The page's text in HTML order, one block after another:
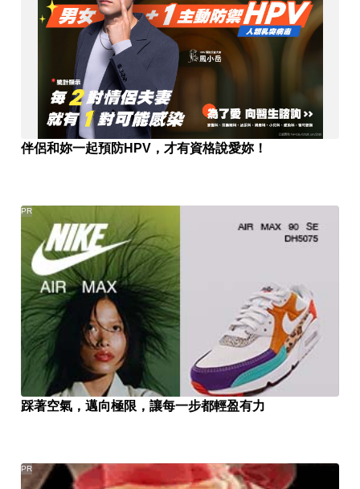
伴侶和妳一起預防HPV，才有資格說愛妳！
踩著空氣，邁向極限，讓每一步都輕盈有力
PR
PR